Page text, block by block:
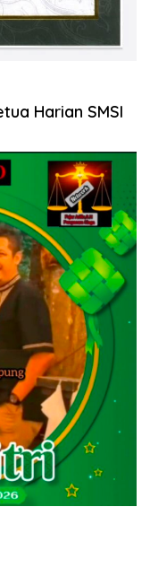
Harian SMSI